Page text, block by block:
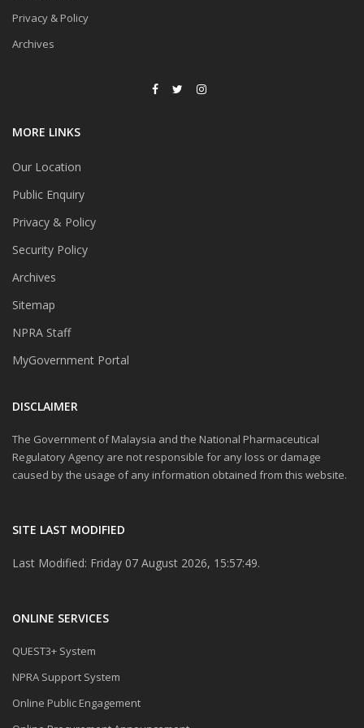
Privacy & Policy
Archives
MORE LINKS
Our Location
Public Enquiry
Privacy & Policy
Security Policy
Archives
Sitemap
NPRA Staff
MyGovernment Portal
DISCLAIMER
The Government of Malaysia and the National Pharmaceutical
Regulatory Agency are not responsible for any loss or damage
caused by the usage of any information obtained from this website.
SITE LAST MODIFIED
Last Modified: Friday 07 August 2026, 15:57:49.
ONLINE SERVICES
QUEST3+ System
NPRA Support System
Online Public Engagement